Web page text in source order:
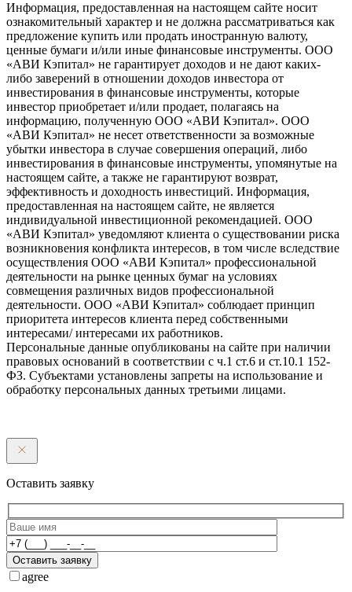
Информация, предоставленная на настоящем сайте носит
ознакомительный характер и не должна рассматриваться как
предложение купить или продать иностранную валюту,
ценные бумаги и/или иные финансовые инструменты. ООО
«АВИ Кэпитал» не гарантирует доходов и не дают каких-
либо заверений в отношении доходов инвестора от
инвестирования в финансовые инструменты, которые
инвестор приобретает и/или продает, полагаясь на
информацию, полученную ООО «АВИ Кэпитал». ООО
«АВИ Кэпитал» не несет ответственности за возможные
убытки инвестора в случае совершения операций, либо
инвестирования в финансовые инструменты, упомянутые на
настоящем сайте, а также не гарантируют возврат,
эффективность и доходность инвестиций. Информация,
предоставленная на настоящем сайте, не является
индивидуальной инвестиционной рекомендацией. ООО
«АВИ Кэпитал» уведомляют клиента о существовании риска
возникновения конфликта интересов, в том числе вследствие
осуществления ООО «АВИ Кэпитал» профессиональной
деятельности на рынке ценных бумаг на условиях
совмещения различных видов профессиональной
деятельности. ООО «АВИ Кэпитал» соблюдает принцип
приоритета интересов клиента перед собственными
интересами/ интересами их работников.
Персональные данные опубликованы на сайте при наличии
правовых оснований в соответствии с ч.1 ст.6 и ст.10.1 152-
ФЗ. Субъектами установлены запреты на использование и
обработку персональных данных третьими лицами.
Оставить заявку
Оставить заявку
agree